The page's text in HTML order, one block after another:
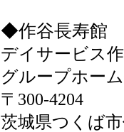
◆作谷長寿館
デイサービス
グループホー
〒300-4204
茨城県つくば